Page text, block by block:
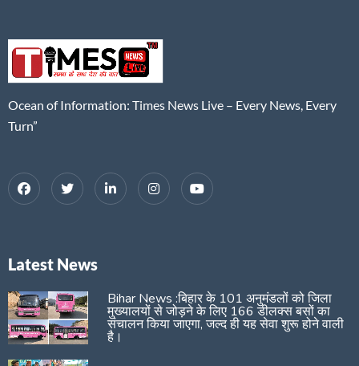
Ocean of Information: Times News Live – Every News, Every
Turn”
Latest News
Bihar News :बिहार के 101 अनुमंडलों को जिला
मुख्यालयों से जोड़ने के लिए 166 डीलक्स बसों का
संचालन किया जाएगा, जल्द ही यह सेवा शुरू होने वाली
है।